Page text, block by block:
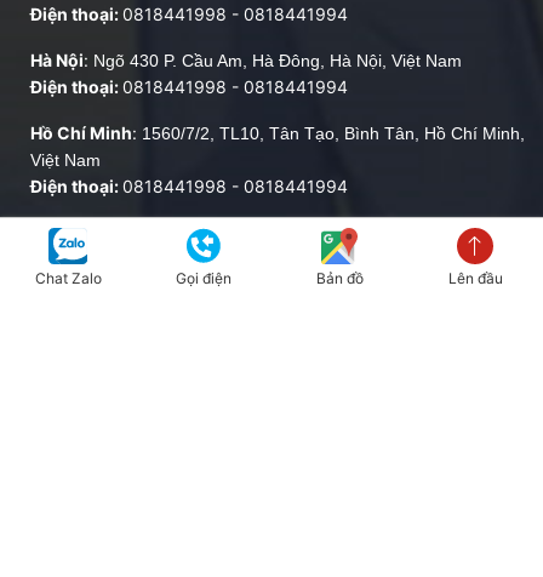
Điện thoại:0818441998 - 0818441994
Hà Nội: Ngõ 430 P. Cầu Am, Hà Đông, Hà Nội, Việt Nam
Điện thoại:0818441998 - 0818441994
Hồ Chí Minh: 1560/7/2, TL10, Tân Tạo, Bình Tân, Hồ Chí Minh,
Việt Nam
Điện thoại:0818441998 - 0818441994
Xem danh sách chi nhánh >>
Chat Zalo Gọi điện Bản đồ Lên đầu